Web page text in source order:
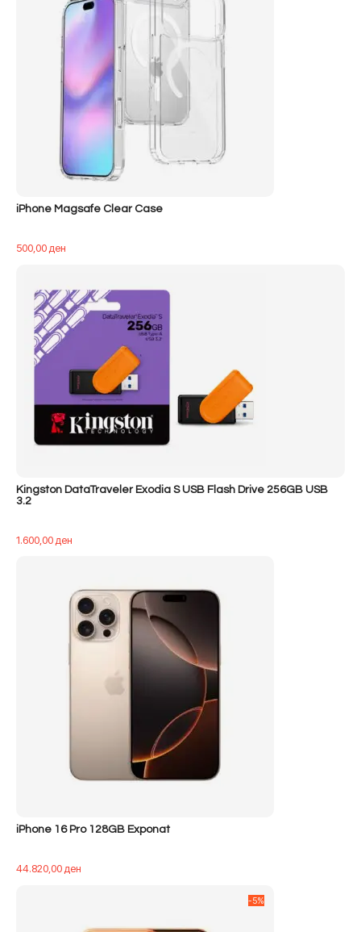
iPhone Magsafe Clear Case
500,00ден
Kingston DataTraveler Exodia S USB Flash Drive 256GB USB
3.2
1.600,00ден
iPhone 16 Pro 128GB Exponat
44.820,00ден
-5%